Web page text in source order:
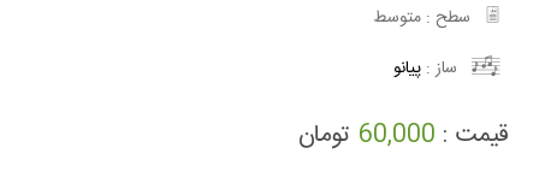
سطح : متوسط
ساز : پیانو
قیمت : 60,000 تومان